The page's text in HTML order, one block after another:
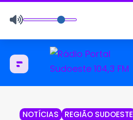
NOTÍCIAS REGIÃO SUDOESTE